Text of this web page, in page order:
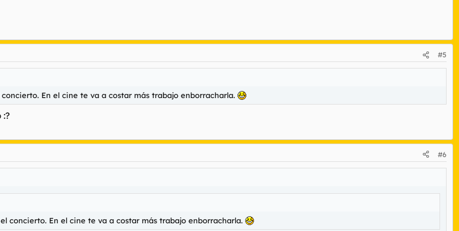
#5
En el cine te va a costar más trabajo enborracharla.
#6
concierto. En el cine te va a costar más trabajo enborracharla.